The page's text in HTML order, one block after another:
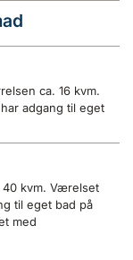
ca. 16 kvm.
adgang til eget
40 kvm. Værelset
til eget bad på
med